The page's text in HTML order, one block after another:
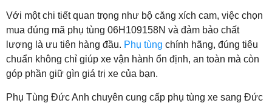
Với một chi tiết quan trọng như bộ căng xích cam, việc chọn
mua đúng mã phụ tùng 06H109158N và đảm bảo chất
lượng là ưu tiên hàng đầu. Phụ tùng chính hãng, đúng tiêu
chuẩn không chỉ giúp xe vận hành ổn định, an toàn mà còn
góp phần giữ gìn giá trị xe của bạn.
Phụ Tùng Đức Anh chuyên cung cấp phụ tùng xe sang Đức